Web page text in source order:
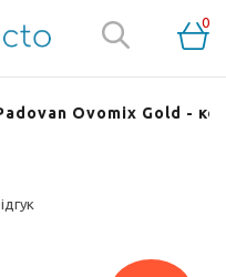
0
Ovomix Gold -